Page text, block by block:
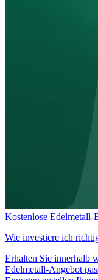
Kostenlose Edelmetall-
Wie investiere ich
Erhalten Sie innerhalb
Edelmetall-Angebot